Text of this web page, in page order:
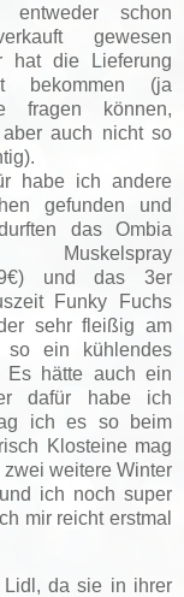
entweder schon
gewesen
hat die Lieferung
bekommen (ja
fragen können,
auch nicht so
habe ich andere
gefunden und
das Ombia
Muskelspray
und das 3er
Funky Fuchs
sehr fleißig am
ein kühlendes
Es hätte auch ein
dafür habe ich
ich es so beim
Klosteine mag
weitere Winter
ich noch super
mir reicht erstmal
Lidl, da sie in ihrer